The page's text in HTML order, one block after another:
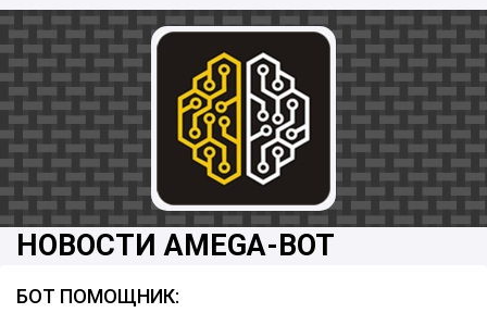
НОВОСТИ AMEGA-BOT
БОТ ПОМОЩНИК: